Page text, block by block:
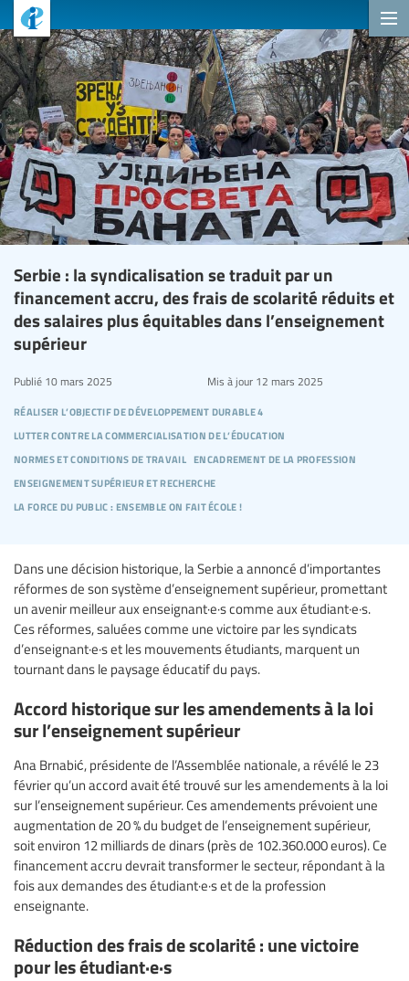
Serbie : la syndicalisation se traduit par un
financement accru, des frais de scolarité réduits et
des salaires plus équitables dans l’enseignement
supérieur
réaliser l’objectif de développement durable 4
lutter contre la commercialisation de l’éducation
normes et conditions de travail encadrement de la profession
enseignement supérieur et recherche
la force du public : ensemble on fait école !
Publié 10 mars 2025 Mis à jour12 mars 2025
Dans une décision historique, la Serbie a annoncé d’importantes
réformes de son système d’enseignement supérieur, promettant
un avenir meilleur aux enseignant·e·s comme aux étudiant·e·s.
Ces réformes, saluées comme une victoire par les syndicats
d’enseignant·e·s et les mouvements étudiants, marquent un
tournant dans le paysage éducatif du pays.
Accord historique sur les amendements à la loi
sur l’enseignement supérieur
Ana Brnabić, présidente de l’Assemblée nationale, a révélé le 23
février qu’un accord avait été trouvé sur les amendements à la loi
sur l’enseignement supérieur. Ces amendements prévoient une
augmentation de 20 % du budget de l’enseignement supérieur,
soit environ 12 milliards de dinars (près de 102.360.000 euros). Ce
financement accru devrait transformer le secteur, répondant à la
fois aux demandes des étudiant·e·s et de la profession
enseignante.
Réduction des frais de scolarité : une victoire
pour les étudiant·e·s